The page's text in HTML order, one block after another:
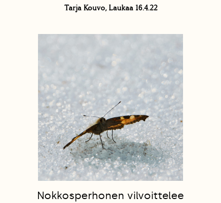
Tarja Kouvo, Laukaa 16.4.22
Nokkosperhonen vilvoittelee